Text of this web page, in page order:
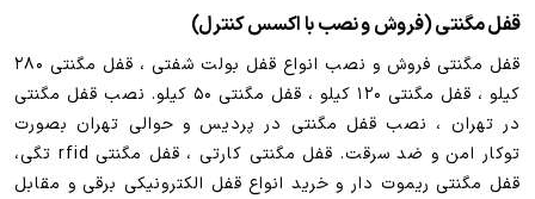
قفل مگنتی (فروش و نصب با اکسس کنترل)
قفل مگنتی فروش و نصب انواع قفل بولت شفتی ، قفل مگنتی ۲۸۰
کیلو ، قفل مگنتی ۱۲۰ کیلو ، قفل مگنتی ۵۰ کیلو. نصب قفل مگنتی
در تهران ، نصب قفل مگنتی در پردیس و حوالی تهران بصورت
توکار امن و ضد سرقت. قفل مگنتی کارتی ، قفل مگنتی rfid تگی،
قفل مگنتی ریموت دار و خرید انواع قفل الکترونیکی برقی و مقابل